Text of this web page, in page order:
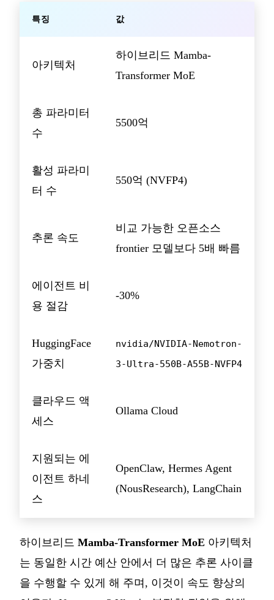
특징 값
아키텍처
하이브리드 Mamba-
Transformer MoE
총 파라미터
수
5500억
활성 파라미
터 수
550억 (NVFP4)
추론 속도
비교 가능한 오픈소스
frontier 모델보다 5배 빠름
에이전트 비
용 절감
-30%
HuggingFace
가중치
nvidia/NVIDIA-Nemotron-
3-Ultra-550B-A55B-NVFP4
클라우드 액
세스
Ollama Cloud
지원되는 에
이전트 하네
스
OpenClaw, Hermes Agent
(NousResearch), LangChain
하이브리드 Mamba-Transformer MoE 아키텍처
는 동일한 시간 예산 안에서 더 많은 추론 사이클
을 수행할 수 있게 해 주며, 이것이 속도 향상의